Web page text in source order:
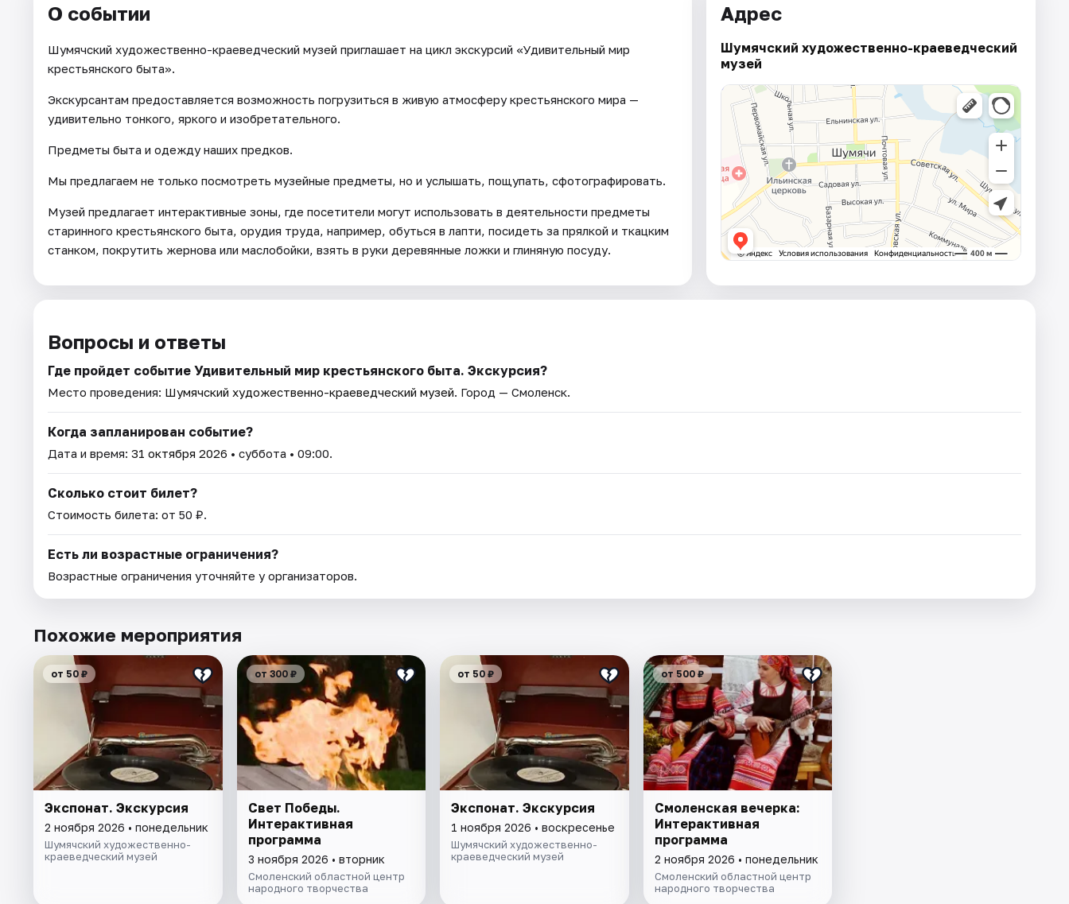
О событии
Шумячский художественно-краеведческий музей приглашает на цикл экскурсий «Удивительный мир
крестьянского быта».
Экскурсантам предоставляется возможность погрузиться в живую атмосферу крестьянского мира —
удивительно тонкого, яркого и изобретательного.
Предметы быта и одежду наших предков.
Мы предлагаем не только посмотреть музейные предметы, но и услышать, пощупать, сфотографировать.
Музей предлагает интерактивные зоны, где посетители могут использовать в деятельности предметы
старинного крестьянского быта, орудия труда, например, обуться в лапти, посидеть за прялкой и ткацким
станком, покрутить жернова или маслобойки, взять в руки деревянные ложки и глиняную посуду.
Адрес
Шумячский художественно-краеведческий
музей
Вопросы и ответы
Где пройдет событие Удивительный мир крестьянского быта. Экскурсия?
Место проведения: Шумячский художественно-краеведческий музей. Город — Смоленск.
Когда запланирован событие?
Дата и время: 31 октября 2026 • суббота • 09:00.
Сколько стоит билет?
Стоимость билета: от 50 ₽.
Есть ли возрастные ограничения?
Возрастные ограничения уточняйте у организаторов.
Похожие мероприятия
от 50 ₽
Экспонат. Экскурсия
2 ноября 2026 • понедельник
Шумячский художественно-
краеведческий музей
от 300 ₽
Свет Победы.
Интерактивная
программа
3 ноября 2026 • вторник
Смоленский областной центр
народного творчества
от 50 ₽
Экспонат. Экскурсия
1 ноября 2026 • воскресенье
Шумячский художественно-
краеведческий музей
от 500 ₽
Смоленская вечерка:
Интерактивная
программа
2 ноября 2026 • понедельник
Смоленский областной центр
народного творчества